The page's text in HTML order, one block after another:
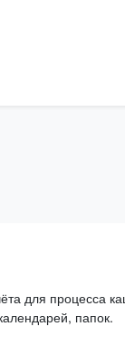
для процесса
папок.